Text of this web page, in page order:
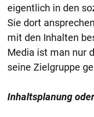
eigentlich in den
Sie dort
mit den Inhalten
Media ist man nur
seine Zielgruppe
Inhaltsplanung